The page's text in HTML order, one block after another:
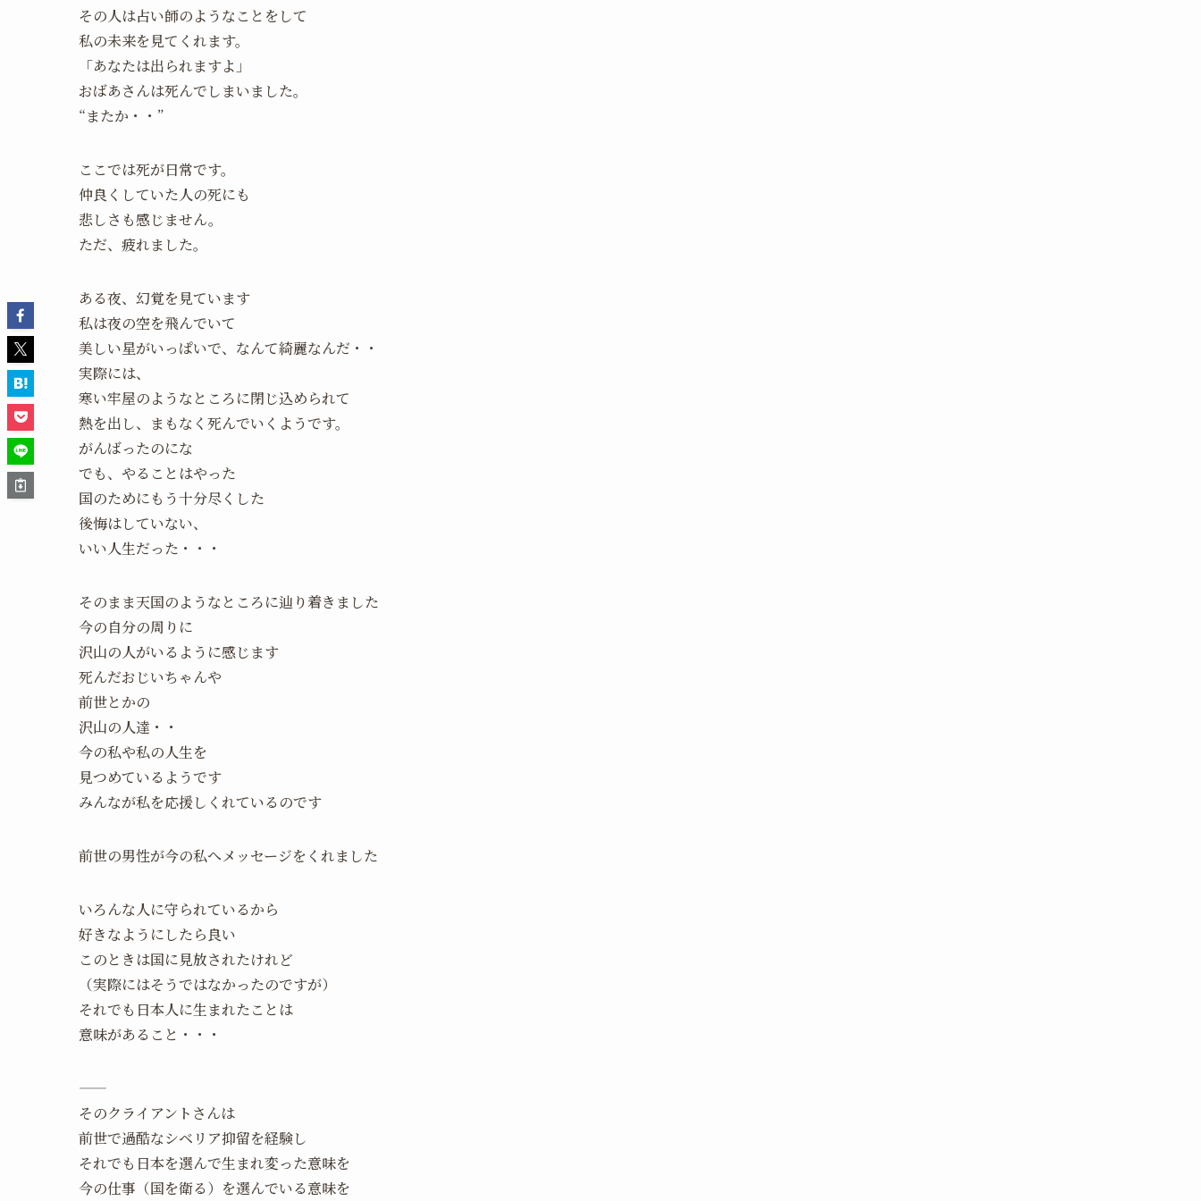
その人は占い師のようなことをして
私の未来を見てくれます。
「あなたは出られますよ」
おばあさんは死んでしまいました。
“またか・・”
ここでは死が日常です。
仲良くしていた人の死にも
悲しさも感じません。
ただ、疲れました。
ある夜、幻覚を見ています
私は夜の空を飛んでいて
美しい星がいっぱいで、なんて綺麗なんだ・・
実際には、
寒い牢屋のようなところに閉じ込められて
熱を出し、まもなく死んでいくようです。
がんばったのにな
でも、やることはやった
国のためにもう十分尽くした
後悔はしていない、
いい人生だった・・・
そのまま天国のようなところに辿り着きました
今の自分の周りに
沢山の人がいるように感じます
死んだおじいちゃんや
前世とかの
沢山の人達・・
今の私や私の人生を
見つめているようです
みんなが私を応援しくれているのです
前世の男性が今の私へメッセージをくれました
いろんな人に守られているから
好きなようにしたら良い
このときは国に見放されたけれど
（実際にはそうではなかったのですが）
それでも日本人に生まれたことは
意味があること・・・
——
そのクライアントさんは
前世で過酷なシベリア抑留を経験し
それでも日本を選んで生まれ変った意味を
今の仕事（国を衛る）を選んでいる意味を